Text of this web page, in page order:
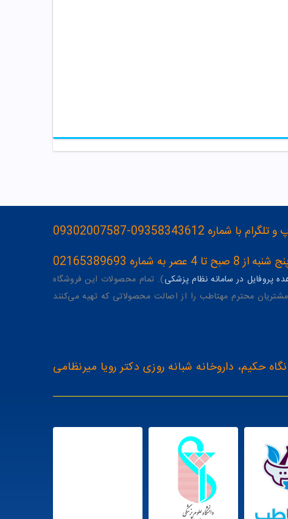
09302007587
02165389693
پروفایل در سامانه نظام پزشکی). تمام محصولات این فروشگاه
محترم مهتاطب را از اصالت محصولاتی که تهیه می‌کنند
حکیم، داروخانه شبانه روزی دکتر رویا میرنظامی